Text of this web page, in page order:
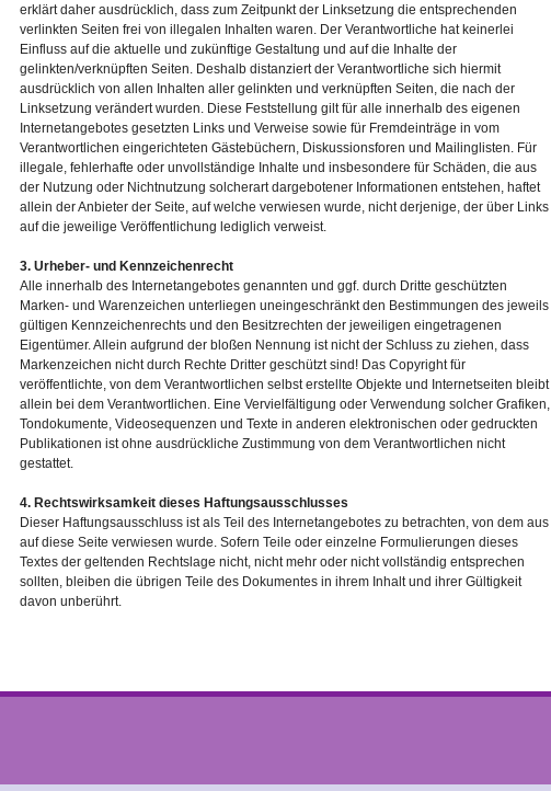
erklärt daher ausdrücklich, dass zum Zeitpunkt der Linksetzung die entsprechenden
verlinkten Seiten frei von illegalen Inhalten waren. Der Verantwortliche hat keinerlei
Einfluss auf die aktuelle und zukünftige Gestaltung und auf die Inhalte der
gelinkten/verknüpften Seiten. Deshalb distanziert der Verantwortliche sich hiermit
ausdrücklich von allen Inhalten aller gelinkten und verknüpften Seiten, die nach der
Linksetzung verändert wurden. Diese Feststellung gilt für alle innerhalb des eigenen
Internetangebotes gesetzten Links und Verweise sowie für Fremdeinträge in vom
Verantwortlichen eingerichteten Gästebüchern, Diskussionsforen und Mailinglisten. Für
illegale, fehlerhafte oder unvollständige Inhalte und insbesondere für Schäden, die aus
der Nutzung oder Nichtnutzung solcherart dargebotener Informationen entstehen, haftet
allein der Anbieter der Seite, auf welche verwiesen wurde, nicht derjenige, der über Links
auf die jeweilige Veröffentlichung lediglich verweist.
3. Urheber- und Kennzeichenrecht
Alle innerhalb des Internetangebotes genannten und ggf. durch Dritte geschützten
Marken- und Warenzeichen unterliegen uneingeschränkt den Bestimmungen des jeweils
gültigen Kennzeichenrechts und den Besitzrechten der jeweiligen eingetragenen
Eigentümer. Allein aufgrund der bloßen Nennung ist nicht der Schluss zu ziehen, dass
Markenzeichen nicht durch Rechte Dritter geschützt sind! Das Copyright für
veröffentlichte, von dem Verantwortlichen selbst erstellte Objekte und Internetseiten bleibt
allein bei dem Verantwortlichen. Eine Vervielfältigung oder Verwendung solcher Grafiken,
Tondokumente, Videosequenzen und Texte in anderen elektronischen oder gedruckten
Publikationen ist ohne ausdrückliche Zustimmung von dem Verantwortlichen nicht
gestattet.
4. Rechtswirksamkeit dieses Haftungsausschlusses
Dieser Haftungsausschluss ist als Teil des Internetangebotes zu betrachten, von dem aus
auf diese Seite verwiesen wurde. Sofern Teile oder einzelne Formulierungen dieses
Textes der geltenden Rechtslage nicht, nicht mehr oder nicht vollständig entsprechen
sollten, bleiben die übrigen Teile des Dokumentes in ihrem Inhalt und ihrer Gültigkeit
davon unberührt.